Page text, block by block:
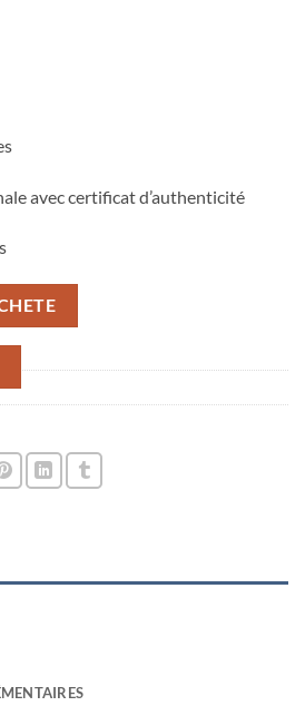
avec certificat d’authenticité